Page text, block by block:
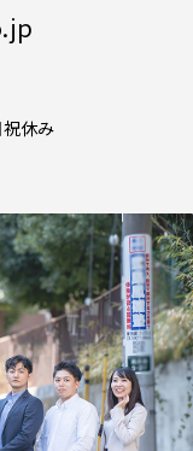
休み